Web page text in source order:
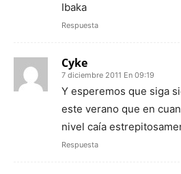
Ibaka
Respuesta
Cyke
7 diciembre 2011 En 09:19
Y esperemos que siga
este verano que en
nivel caía
Respuesta